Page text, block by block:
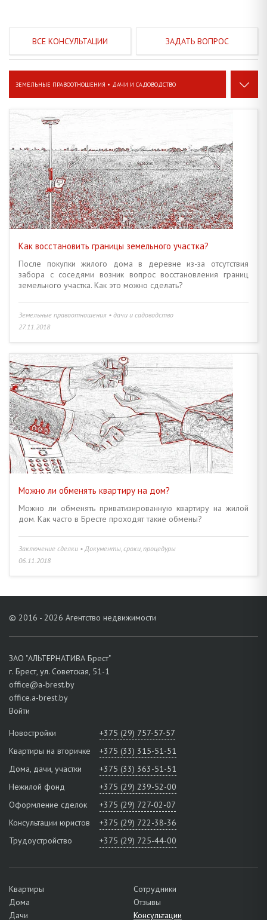
ЗАДАТЬ ВОПРОС
ЗЕМЕЛЬНЫЕ ПРАВООТНОШЕНИЯ • ДАЧИ И САДОВОДСТВО
ЗАКЛЮЧЕНИЕ СДЕЛКИ • ДОКУМЕНТЫ, СРОКИ, ПРОЦЕДУРЫ
СТРОИТЕЛЬСТВО • РЕКОНСТРУКЦИЯ • ПЕРЕПЛАНИРОВКА
ЗЕМЕЛЬНЫЕ ПРАВООТНОШЕНИЯ • ДАЧИ И САДОВОДСТВО
НЕЖИЛОЙ ФОНД • КОММЕРЧЕСКАЯ НЕДВИЖИМОСТЬ
КРЕДИТЫ И ЗАЙМЫ • СУБСИДИИ • ПОРУЧИТЕЛЬСТВО, ЗАЛОГ
ОПЕКА И ПОПЕЧИТЕЛЬСТВО • НЕСОВЕРШЕННОЛЕТНИЕ ДЕТИ
СОВМЕСТНАЯ И ДОЛЕВАЯ СОБСТВЕННОСТЬ • БРАК И СЕМЬЯ
ДАРЕНИЕ • ЗАВЕЩАНИЕ, НАСЛЕДСТВО • РЕНТА 9
НАЙМ И АРЕНДА ЖИЛЬЯ • ДЛИТЕЛЬНЫЙ И КОРОТКИЙ СРОК
АГЕНТСТВО НЕДВИЖИМОСТИ • РИЭЛТЕРСКИЕ УСЛУГИ
ИНЫЕ ВОПРОСЫ
Как восстановить границы земельного участка?
После покупки жилого дома в деревне из-за отсутствия
забора с соседями возник вопрос восстановления границ
земельного участка. Как это можно сделать?
27.11.2018
Земельные правоотношения • дачи и садоводство
Можно ли обменять квартиру на дом?
Можно ли обменять приватизированную квартиру на жилой
дом. Как часто в Бресте проходят такие обмены?
06.11.2018
Заключение сделки • Документы, сроки, процедуры
© 2016 - 2026 Агентство недвижимости
ЗАО "АЛЬТЕРНАТИВА Брест"
г. Брест, ул. Советская, 51-1
office@a-brest.by
office.a-brest.by
Войти
Новостройки
+375 (29) 757-57-57
Квартиры на вторичке
+375 (33) 315-51-51
Дома, дачи, участки
+375 (33) 363-51-51
Нежилой фонд
+375 (29) 239-52-00
Оформление сделок
+375 (29) 727-02-07
Консультации юристов
+375 (29) 722-38-36
Трудоустройство
+375 (29) 725-44-00
Квартиры
Дома
Дачи
Сотрудники
Отзывы
Консультации